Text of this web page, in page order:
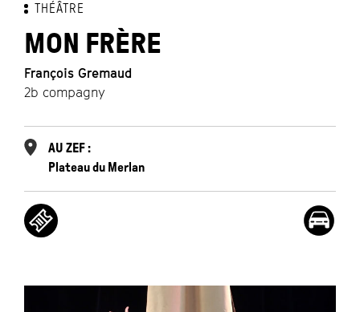
THÉÂTRE
MON FRÈRE
François Gremaud
2b compagny
AU ZEF :
Plateau du Merlan